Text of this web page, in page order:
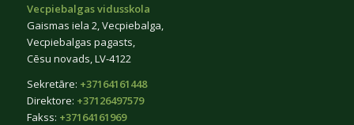
Vecpiebalgas vidusskola
Gaismas iela 2, Vecpiebalga,
Vecpiebalgas pagasts,
Cēsu novads, LV-4122
Sekretāre: +37164161448
Direktore: +37126497579
Fakss: +37164161969